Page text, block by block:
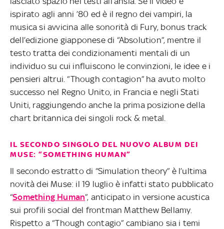
ispirato agli anni ’80 ed è il regno dei vampiri, la
musica si avvicina alle sonorità di Fury, bonus track
dell’edizione giapponese di “Absolution”, mentre il
testo tratta dei condizionamenti mentali di un
individuo su cui influiscono le convinzioni, le idee e i
pensieri altrui. “Though contagion” ha avuto molto
successo nel Regno Unito, in Francia e negli Stati
Uniti, raggiungendo anche la prima posizione della
chart britannica dei singoli rock & metal.
IL SECONDO SINGOLO DEL NUOVO ALBUM DEI
MUSE: “SOMETHING HUMAN”
Il secondo estratto di “Simulation theory” è l’ultima
novità dei Muse: il 19 luglio è infatti stato pubblicato
“Something Human”, anticipato in versione acustica
sui profili social del frontman Matthew Bellamy.
Rispetto a “Though contagio” cambiano sia i temi